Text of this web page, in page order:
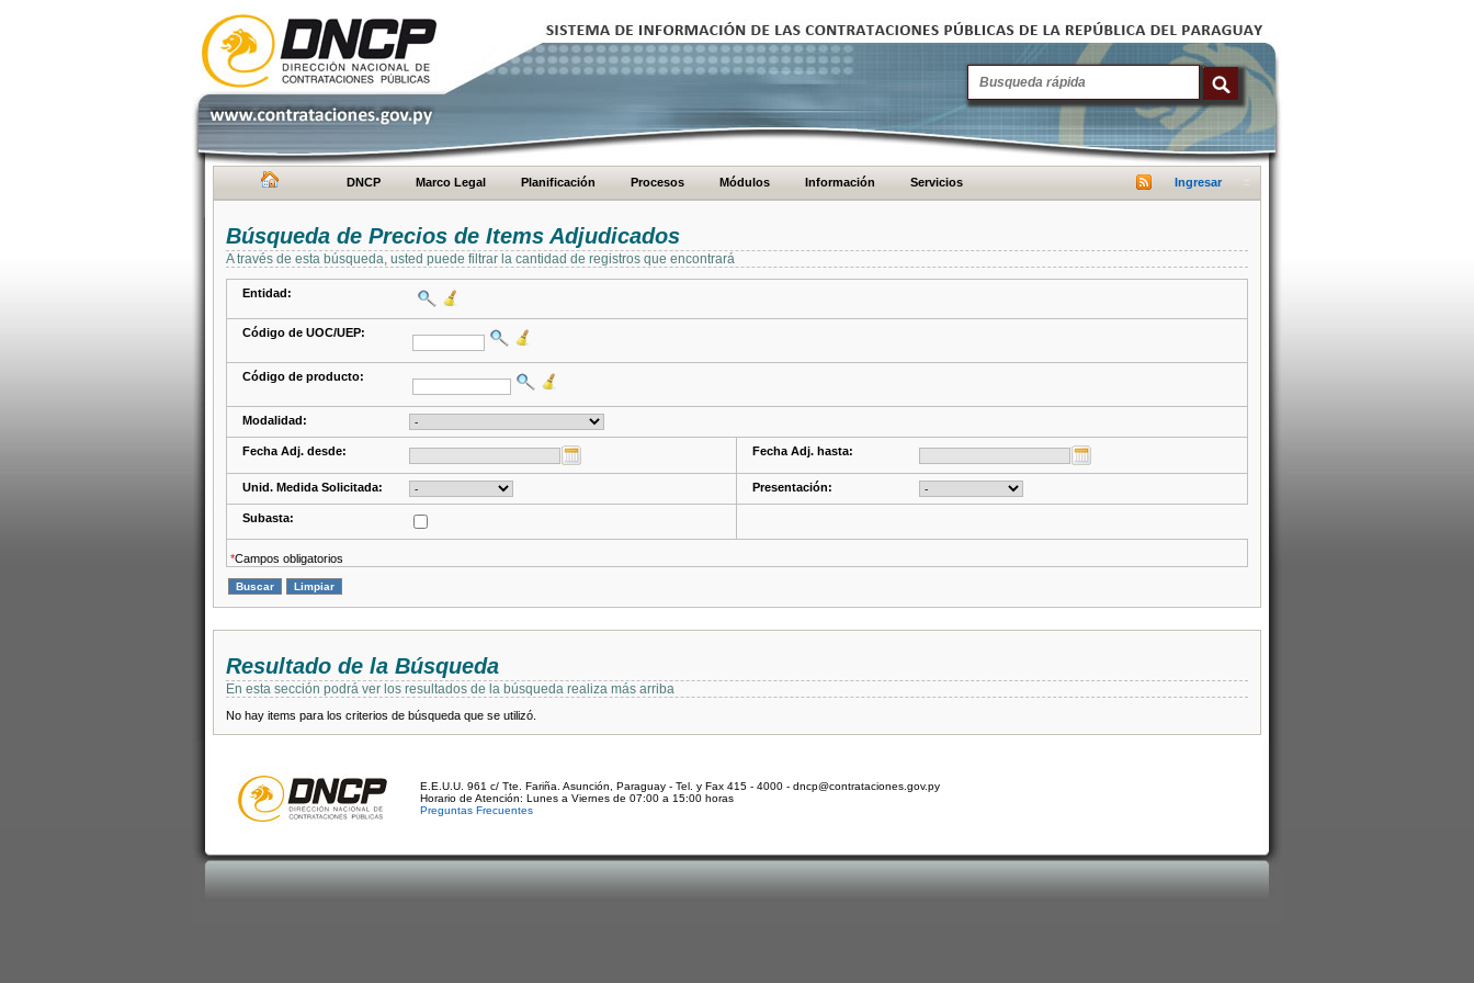
DNCP Marco Legal Planificación Procesos Módulos Información Servicios Ingresar
Búsqueda de Precios de Items Adjudicados
A través de esta búsqueda, usted puede filtrar la cantidad de registros que encontrará
Entidad:
Código de UOC/UEP:
Código de producto:
Modalidad:
Fecha Adj. desde: Fecha Adj. hasta:
Unid. Medida Solicitada: Presentación:
Subasta:
*Campos obligatorios
Resultado de la Búsqueda
En esta sección podrá ver los resultados de la búsqueda realiza más arriba
No hay items para los criterios de búsqueda que se utilizó.
E.E.U.U. 961 c/ Tte. Fariña. Asunción, Paraguay - Tel. y Fax 415 - 4000 - dncp@contrataciones.gov.py
Horario de Atención: Lunes a Viernes de 07:00 a 15:00 horas
Preguntas Frecuentes